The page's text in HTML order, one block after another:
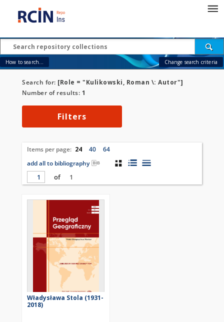
How to search... Change search criteria
Search for: [Role = "Kulikowski, Roman \: Autor"]
Number of results: 1
Filters
Items per page: 24 40
64
add all to bibliography
of
1
Władysława Stola (1931-
2018)